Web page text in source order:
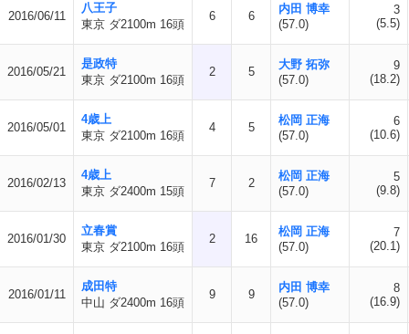
2016/06/11
八王子
東京 ダ2100m 16頭
6 6
内田 博幸
(57.0)
3
(5.5)
2016/05/21
是政特
東京 ダ2100m 16頭
2 5
大野 拓弥
(57.0)
9
(18.2)
2016/05/01
4歳上
東京 ダ2100m 16頭
4 5
松岡 正海
(57.0)
6
(10.6)
2016/02/13
4歳上
東京 ダ2400m 15頭
7 2
松岡 正海
(57.0)
5
(9.8)
2016/01/30
立春賞
東京 ダ2100m 16頭
2 16
松岡 正海
(57.0)
7
(20.1)
2016/01/11
成田特
中山 ダ2400m 16頭
9 9
内田 博幸
(57.0)
8
(16.9)